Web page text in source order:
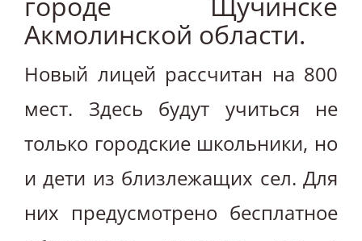
Акмолинской области.
Новый лицей рассчитан на 800
мест. Здесь будут учиться не
только городские школьники, но
и дети из близлежащих сел. Для
них предусмотрено бесплатное